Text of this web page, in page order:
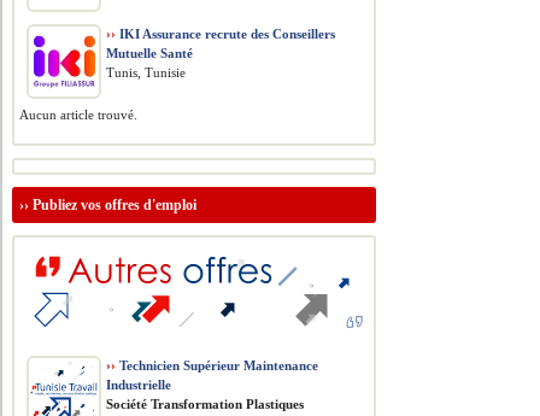
›› IKI Assurance recrute des Conseillers
Mutuelle Santé
Tunis, Tunisie
Aucun article trouvé.
››Publiez vos offres d'emploi
›› Technicien Supérieur Maintenance
Industrielle
Société Transformation Plastiques